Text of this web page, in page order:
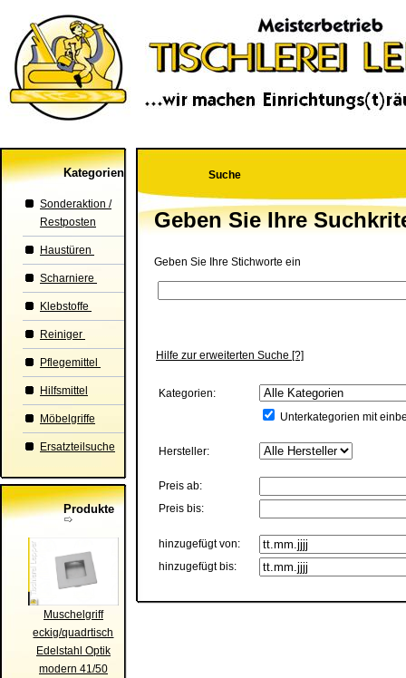
Kategorien
Sonderaktion /
Restposten
Haustüren
Scharniere
Klebstoffe
Reiniger
Pflegemittel
Hilfsmittel
Möbelgriffe
Ersatzteilsuche
Produkte
Muschelgriff
eckig/quadrtisch
Edelstahl Optik
modern 41/50
Suche
Geben Sie Ihre
Geben Sie Ihre Stichworte ein
Hilfe zur erweiterten Suche [?]
Kategorien:
Unterkategorien mit
Hersteller:
Preis ab:
Preis bis:
hinzugefügt von:
hinzugefügt bis: